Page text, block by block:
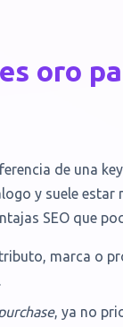
oro
de una
y suele estar
SEO que
marca o
, ya no